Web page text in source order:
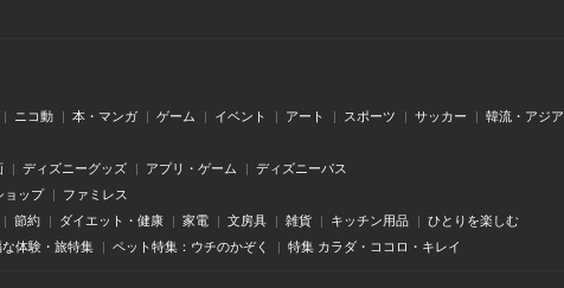
ニコ動 本・マンガ ゲーム イベント アート スポーツ サッカー 韓流・アジア
ディズニーグッズ アプリ・ゲーム ディズニーパス
ョップ ファミレス
節約 ダイエット・健康 家電 文房具 雑貨 キッチン用品 ひとりを楽しむ
体験・旅特集 ペット特集：ウチのかぞく 特集 カラダ・ココロ・キレイ